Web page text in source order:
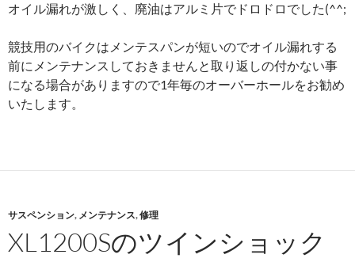
オイル漏れが激しく、廃油はアルミ片でドロドロでした(^^;
競技用のバイクはメンテスパンが短いのでオイル漏れする
前にメンテナンスしておきませんと取り返しの付かない事
になる場合がありますので1年毎のオーバーホールをお勧め
いたします。
サスペンション, メンテナンス,修理
XL1200Sのツインショック